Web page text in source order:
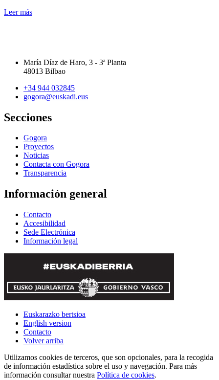
Leer más
María Díaz de Haro, 3 - 3ª Planta
48013 Bilbao
+34 944 032845
gogora@euskadi.eus
Secciones
Gogora
Proyectos
Noticias
Contacta con Gogora
Transparencia
Información general
Contacto
Accesibilidad
Sede Electrónica
Información legal
Euskarazko bertsioa
English version
Contacto
Volver arriba
Utilizamos cookies de terceros, que son opcionales, para la recogida
de información estadística sobre el uso y navegación. Para más
información consultar nuestra Política de cookies.